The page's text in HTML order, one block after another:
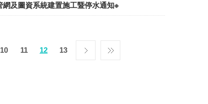
網及圖資系統建置施工暨停水通知※
10 11 12 13